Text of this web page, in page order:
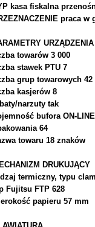
kasa fiskalna
praca
URZĄDZENIA
towarów 3 000
stawek PTU 7
grup towarowych 42
kasjerów 8
narzuty tak
bufora ON-
64
towaru 18 znaków
DRUKUJĄCY
termiczny, typu
Fujitsu FTP 628
papieru 57 mm